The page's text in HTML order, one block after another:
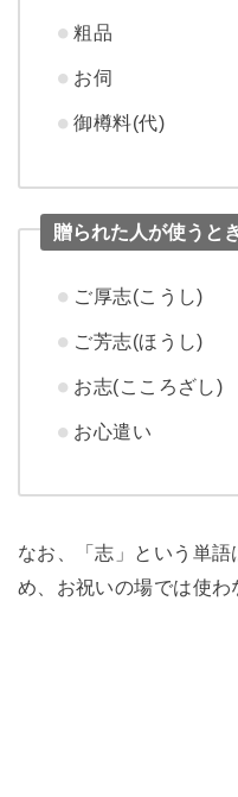
粗品
お伺
御樽料(代)
贈られた人が使うと
ご厚志(こうし)
ご芳志(ほうし)
お志(こころざし)
お心遣い
なお、「志」という単
め、お祝いの場では使わ